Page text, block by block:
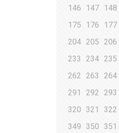
146
147 148
175
176 177
204 205 206
233
234 235
262
263 264
291
292 293
320
321 322
349
350 351